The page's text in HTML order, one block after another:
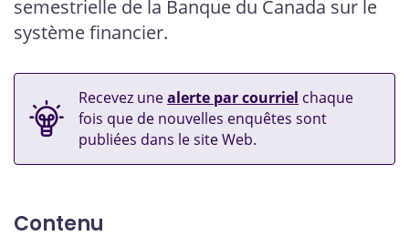
semestrielle de la Banque du Canada sur le
système financier.
Recevez unealerte par courriel chaque
fois que de nouvelles enquêtes sont
publiées dans le site Web.
Contenu